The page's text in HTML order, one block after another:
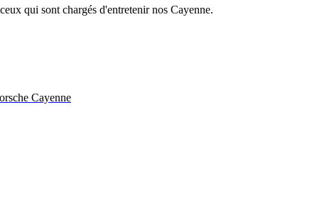
qui sont chargés d'entretenir nos Cayenne.
Cayenne